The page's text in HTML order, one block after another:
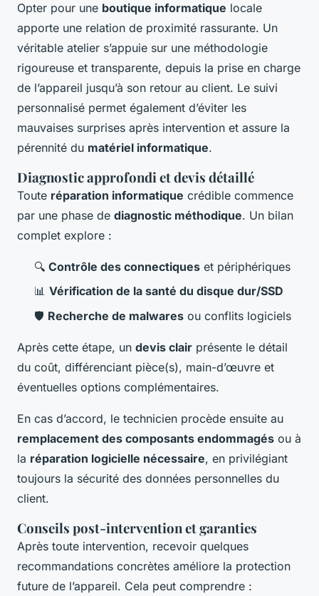
Opter pour une boutique informatique locale
apporte une relation de proximité rassurante. Un
véritable atelier s’appuie sur une méthodologie
rigoureuse et transparente, depuis la prise en charge
de l’appareil jusqu’à son retour au client. Le suivi
personnalisé permet également d’éviter les
mauvaises surprises après intervention et assure la
pérennité du matériel informatique.
Diagnostic approfondi et devis détaillé
Toute réparation informatique crédible commence
par une phase de diagnostic méthodique. Un bilan
complet explore :
🔍 Contrôle des connectiques et périphériques
📊 Vérification de la santé du disque dur/SSD
🛡️ Recherche de malwares ou conflits logiciels
Après cette étape, un devis clair présente le détail
du coût, différenciant pièce(s), main-d’œuvre et
éventuelles options complémentaires.
En cas d’accord, le technicien procède ensuite au
remplacement des composants endommagés ou à
la réparation logicielle nécessaire, en privilégiant
toujours la sécurité des données personnelles du
client.
Conseils post-intervention et garanties
Après toute intervention, recevoir quelques
recommandations concrètes améliore la protection
future de l’appareil. Cela peut comprendre :